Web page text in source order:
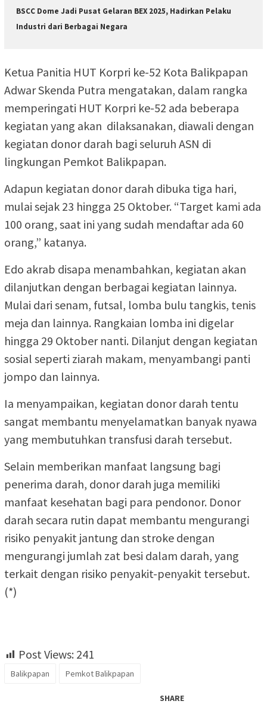
BSCC Dome Jadi Pusat Gelaran BEX 2025, Hadirkan Pelaku
Industri dari Berbagai Negara
Ketua Panitia HUT Korpri ke-52 Kota Balikpapan
Adwar Skenda Putra mengatakan, dalam rangka
memperingati HUT Korpri ke-52 ada beberapa
kegiatan yang akan dilaksanakan, diawali dengan
kegiatan donor darah bagi seluruh ASN di
lingkungan Pemkot Balikpapan.
Adapun kegiatan donor darah dibuka tiga hari,
mulai sejak 23 hingga 25 Oktober. “Target kami ada
100 orang, saat ini yang sudah mendaftar ada 60
orang,” katanya.
Edo akrab disapa menambahkan, kegiatan akan
dilanjutkan dengan berbagai kegiatan lainnya.
Mulai dari senam, futsal, lomba bulu tangkis, tenis
meja dan lainnya. Rangkaian lomba ini digelar
hingga 29 Oktober nanti. Dilanjut dengan kegiatan
sosial seperti ziarah makam, menyambangi panti
jompo dan lainnya.
Ia menyampaikan, kegiatan donor darah tentu
sangat membantu menyelamatkan banyak nyawa
yang membutuhkan transfusi darah tersebut.
Selain memberikan manfaat langsung bagi
penerima darah, donor darah juga memiliki
manfaat kesehatan bagi para pendonor. Donor
darah secara rutin dapat membantu mengurangi
risiko penyakit jantung dan stroke dengan
mengurangi jumlah zat besi dalam darah, yang
terkait dengan risiko penyakit-penyakit tersebut.
(*)
Post Views: 241
Balikpapan Pemkot Balikpapan
SHARE